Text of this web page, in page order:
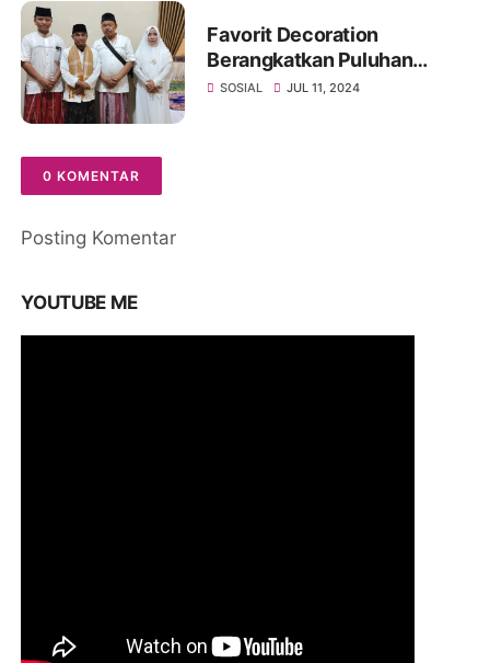
Favorit Decoration
Berangkatkan Puluhan
Crewnya Ibadah Ketanah
SOSIAL JUL 11, 2024
0 KOMENTAR
Posting Komentar
YOUTUBE ME